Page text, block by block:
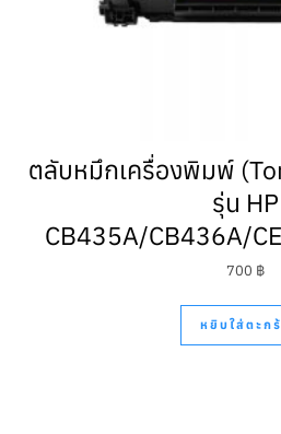
ตลับหมึกเครื่องพิมพ์
รุ่น HP
CB435A/CB436A/
700 ฿
หยิบใส่ตะกร้